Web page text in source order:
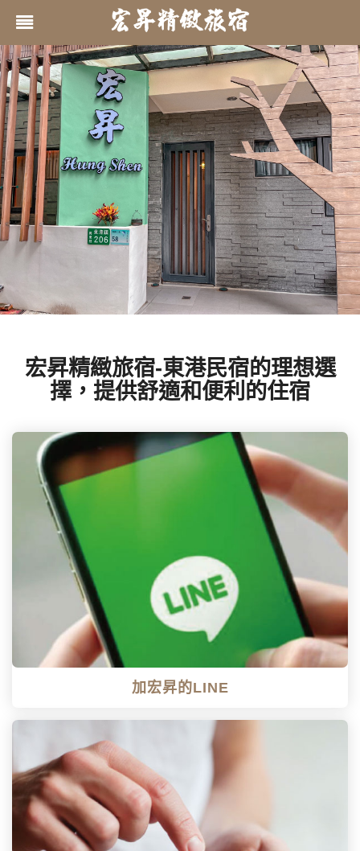
宏昇精緻旅宿-東港民宿的理想選
擇，提供舒適和便利的住宿
加宏昇的LINE